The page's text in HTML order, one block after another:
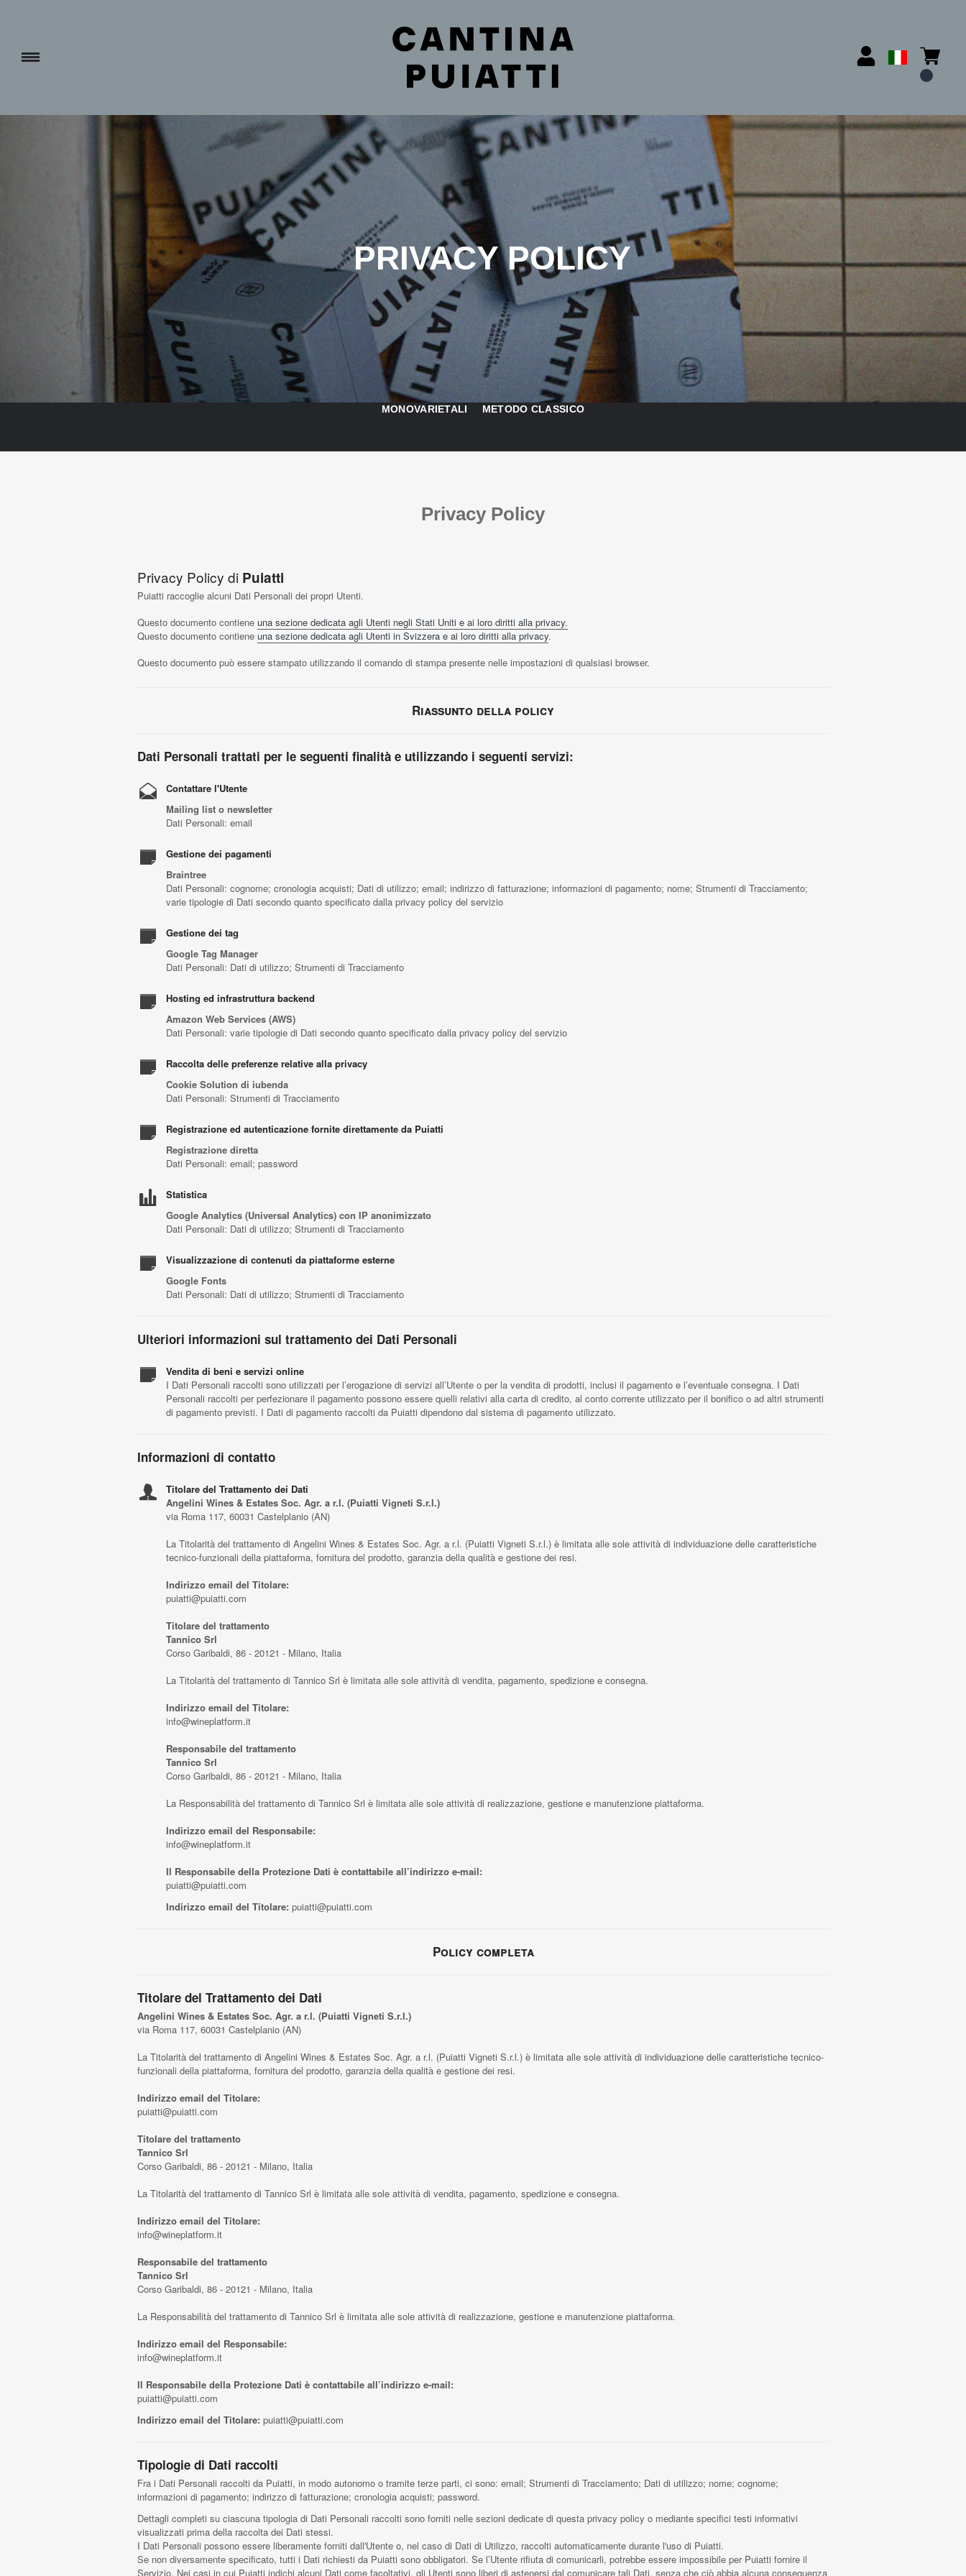
PRIVACY POLICY
MONOVARIETALI METODO CLASSICO
Privacy Policy
Privacy Policy di Puiatti
Puiatti raccoglie alcuni Dati Personali dei propri Utenti.
Questo documento contieneuna sezione dedicata agli Utenti negli Stati Uniti e ai loro diritti alla privacy.
Questo documento contieneuna sezione dedicata agli Utenti in Svizzera e ai loro diritti alla privacy.
Questo documento può essere stampato utilizzando il comando di stampa presente nelle impostazioni di qualsiasi browser.
Riassunto della policy
Dati Personali trattati per le seguenti finalità e utilizzando i seguenti servizi:
Contattare l'Utente
Mailing list o newsletter
Dati Personali: email
Gestione dei pagamenti
Braintree
Dati Personali: cognome; cronologia acquisti; Dati di utilizzo; email; indirizzo di fatturazione; informazioni di pagamento; nome; Strumenti di Tracciamento;
varie tipologie di Dati secondo quanto specificato dalla privacy policy del servizio
Gestione dei tag
Google Tag Manager
Dati Personali: Dati di utilizzo; Strumenti di Tracciamento
Hosting ed infrastruttura backend
Amazon Web Services (AWS)
Dati Personali: varie tipologie di Dati secondo quanto specificato dalla privacy policy del servizio
Raccolta delle preferenze relative alla privacy
Cookie Solution di iubenda
Dati Personali: Strumenti di Tracciamento
Registrazione ed autenticazione fornite direttamente da Puiatti
Registrazione diretta
Dati Personali: email; password
Statistica
Google Analytics (Universal Analytics) con IP anonimizzato
Dati Personali: Dati di utilizzo; Strumenti di Tracciamento
Visualizzazione di contenuti da piattaforme esterne
Google Fonts
Dati Personali: Dati di utilizzo; Strumenti di Tracciamento
Ulteriori informazioni sul trattamento dei Dati Personali
Vendita di beni e servizi online
I Dati Personali raccolti sono utilizzati per l’erogazione di servizi all’Utente o per la vendita di prodotti, inclusi il pagamento e l’eventuale consegna. I Dati
Personali raccolti per perfezionare il pagamento possono essere quelli relativi alla carta di credito, al conto corrente utilizzato per il bonifico o ad altri strumenti
di pagamento previsti. I Dati di pagamento raccolti da Puiatti dipendono dal sistema di pagamento utilizzato.
Informazioni di contatto
Titolare del Trattamento dei Dati
Angelini Wines & Estates Soc. Agr. a r.l. (Puiatti Vigneti S.r.l.)
via Roma 117, 60031 Castelplanio (AN)
La Titolarità del trattamento di Angelini Wines & Estates Soc. Agr. a r.l. (Puiatti Vigneti S.r.l.) è limitata alle sole attività di individuazione delle caratteristiche
tecnico-funzionali della piattaforma, fornitura del prodotto, garanzia della qualità e gestione dei resi.
Indirizzo email del Titolare:
puiatti@puiatti.com
Titolare del trattamento
Tannico Srl
Corso Garibaldi, 86 - 20121 - Milano, Italia
La Titolarità del trattamento di Tannico Srl è limitata alle sole attività di vendita, pagamento, spedizione e consegna.
Indirizzo email del Titolare:
info@wineplatform.it
Responsabile del trattamento
Tannico Srl
Corso Garibaldi, 86 - 20121 - Milano, Italia
La Responsabilità del trattamento di Tannico Srl è limitata alle sole attività di realizzazione, gestione e manutenzione piattaforma.
Indirizzo email del Responsabile:
info@wineplatform.it
Il Responsabile della Protezione Dati è contattabile all’indirizzo e-mail:
puiatti@puiatti.com
Indirizzo email del Titolare: puiatti@puiatti.com
Policy completa
Titolare del Trattamento dei Dati
Angelini Wines & Estates Soc. Agr. a r.l. (Puiatti Vigneti S.r.l.)
via Roma 117, 60031 Castelplanio (AN)
La Titolarità del trattamento di Angelini Wines & Estates Soc. Agr. a r.l. (Puiatti Vigneti S.r.l.) è limitata alle sole attività di individuazione delle caratteristiche tecnico-
funzionali della piattaforma, fornitura del prodotto, garanzia della qualità e gestione dei resi.
Indirizzo email del Titolare:
puiatti@puiatti.com
Titolare del trattamento
Tannico Srl
Corso Garibaldi, 86 - 20121 - Milano, Italia
La Titolarità del trattamento di Tannico Srl è limitata alle sole attività di vendita, pagamento, spedizione e consegna.
Indirizzo email del Titolare:
info@wineplatform.it
Responsabile del trattamento
Tannico Srl
Corso Garibaldi, 86 - 20121 - Milano, Italia
La Responsabilità del trattamento di Tannico Srl è limitata alle sole attività di realizzazione, gestione e manutenzione piattaforma.
Indirizzo email del Responsabile:
info@wineplatform.it
Il Responsabile della Protezione Dati è contattabile all’indirizzo e-mail:
puiatti@puiatti.com
Indirizzo email del Titolare: puiatti@puiatti.com
Tipologie di Dati raccolti
Fra i Dati Personali raccolti da Puiatti, in modo autonomo o tramite terze parti, ci sono: email; Strumenti di Tracciamento; Dati di utilizzo; nome; cognome;
informazioni di pagamento; indirizzo di fatturazione; cronologia acquisti; password.
Dettagli completi su ciascuna tipologia di Dati Personali raccolti sono forniti nelle sezioni dedicate di questa privacy policy o mediante specifici testi informativi
visualizzati prima della raccolta dei Dati stessi.
I Dati Personali possono essere liberamente forniti dall'Utente o, nel caso di Dati di Utilizzo, raccolti automaticamente durante l'uso di Puiatti.
Se non diversamente specificato, tutti i Dati richiesti da Puiatti sono obbligatori. Se l’Utente rifiuta di comunicarli, potrebbe essere impossibile per Puiatti fornire il
Servizio. Nei casi in cui Puiatti indichi alcuni Dati come facoltativi, gli Utenti sono liberi di astenersi dal comunicare tali Dati, senza che ciò abbia alcuna conseguenza